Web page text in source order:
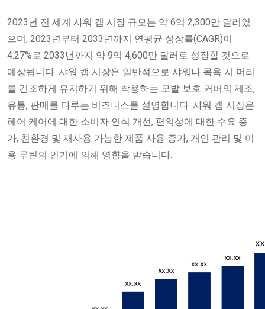
2023년 전 세계 샤워 캡 시장 규모는 약 6억 2,300만 달러였
으며, 2023년부터 2033년까지 연평균 성장률(CAGR)이
4.27%로 2033년까지 약 9억 4,600만 달러로 성장할 것으로
예상됩니다. 샤워 캡 시장은 일반적으로 샤워나 목욕 시 머리
를 건조하게 유지하기 위해 착용하는 모발 보호 커버의 제조,
유통, 판매를 다루는 비즈니스를 설명합니다. 샤워 캡 시장은
헤어 케어에 대한 소비자 인식 개선, 편의성에 대한 수요 증
가, 친환경 및 재사용 가능한 제품 사용 증가, 개인 관리 및 미
용 루틴의 인기에 의해 영향을 받습니다.